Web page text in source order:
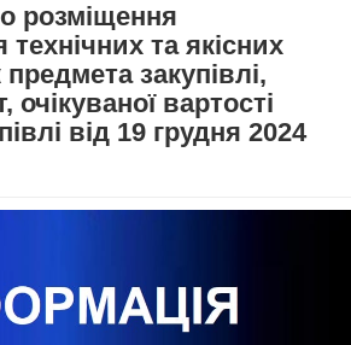
розміщення
та якісних
закупівлі,
очікуваної вартості
від 19 грудня 2024